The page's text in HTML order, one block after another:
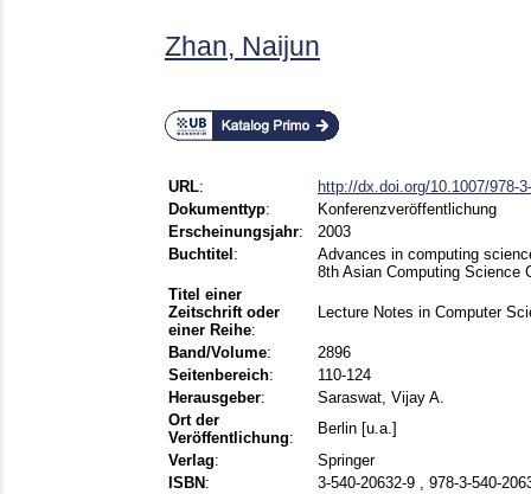
Zhan, Naijun
URL:
http://dx.doi.org/10.1007/978-
Dokumenttyp:
Konferenzveröffentlichung
Erscheinungsjahr:
2003
Buchtitel :
Advances in computing
8th Asian Computing Science
Titel einer
Zeitschrift oder
einer Reihe:
Lecture Notes in Computer
Band/Volume:
2896
Seitenbereich:
110-124
Herausgeber:
Saraswat, Vijay A.
Ort der
Veröffentlichung:
Berlin [u.a.]
Verlag:
Springer
ISBN :
3-540-20632-9 , 978-3-540-